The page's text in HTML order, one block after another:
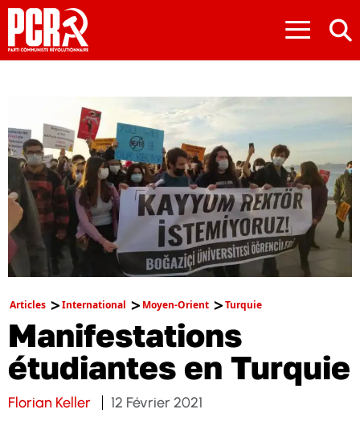
≡
Articles International Moyen-Orient Turquie
Manifestations
étudiantes en Turquie
Florian Keller 12 Février 2021